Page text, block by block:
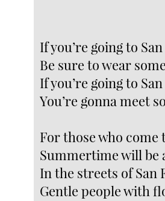
If you’re going to
Be sure to wear
If you’re going to
You’re gonna meet
For those who come
Summertime will be
In the streets of San
Gentle people with